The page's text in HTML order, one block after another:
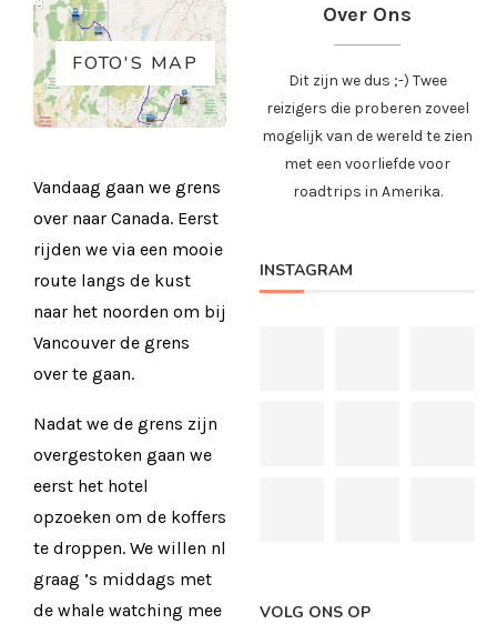
FOTO'S MAP
Vandaag gaan we grens
over naar Canada. Eerst
rijden we via een mooie
route langs de kust
naar het noorden om bij
Vancouver de grens
over te gaan.
Nadat we de grens zijn
overgestoken gaan we
eerst het hotel
opzoeken om de koffers
te droppen. We willen nl
graag ’s middags met
de whale watching mee
Over Ons
Dit zijn we dus ;-) Twee
reizigers die proberen zoveel
mogelijk van de wereld te zien
met een voorliefde voor
roadtrips in Amerika.
INSTAGRAM
VOLG ONS OP